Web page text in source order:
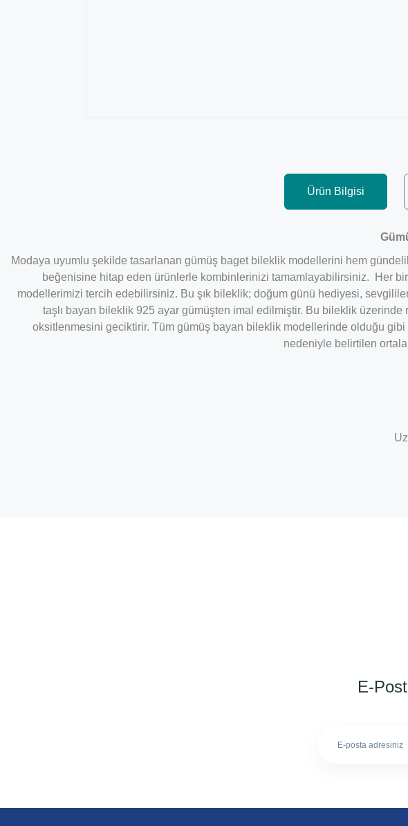
Ürün Bilgisi
Modaya uyumlu şekilde tasarlanan gümüş baget bileklik modellerini hem
beğenisine hitap eden ürünlerle kombinlerinizi tamamlayabilirsiniz. Her
modellerimizi tercih edebilirsiniz. Bu şık bileklik; doğum günü hediyesi,
taşlı bayan bileklik 925 ayar gümüşten imal edilmiştir. Bu bileklik üzerinde
oksitlenmesini geciktirir. Tüm gümüş bayan bileklik modellerinde olduğu
nedeniyle belirtilen
E-